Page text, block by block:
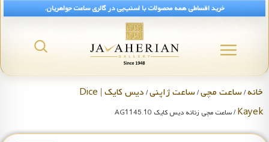
خرید اقساطی همه محصولات با اسنپ‌پی در گالری ساعت جواهریان.
خانه/ساعت مچی/ساعت ژاپنی/
دیس کایک | Dice
Kayek/ ساعت مچی زنانه دیس کایک AG1145.10